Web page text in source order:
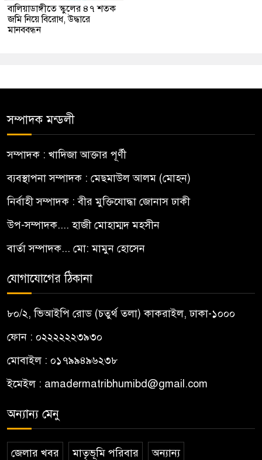
বালিয়াডাঙ্গীতে স্কুলের ৪৭ শতক
জমি নিয়ে বিরোধ, উদ্ধারে
মানববন্ধন
সম্পাদক মন্ডলী
সম্পাদক : খাদিজা আক্তার পূর্ণী
ব্যবস্থাপনা সম্পাদক : মেছমাউল আলম (মোহন)
নির্বাহী সম্পাদক : বীর মুক্তিযোদ্ধা জোনাস ঢাকী
উপ-সম্পাদক.... হাজী মোহাম্মদ মহসীন
বার্তা সম্পাদক... মো: মামুন হোসেন
যোগাযোগের ঠিকানা
৮০/২, ভিআইপি রোড (চতুর্থ তলা) কাকরাইল, ঢাকা-১০০০
ফোন : ০২২২২২২৩৯৩০
মোবাইল : ০১৭৯৯৪৯৬২৩৮
ইমেইল : amadermatribhumibd@gmail.com
অন্যান্য মেনু
জেলার খবর মাতৃভূমি পরিবার অন্যান্য